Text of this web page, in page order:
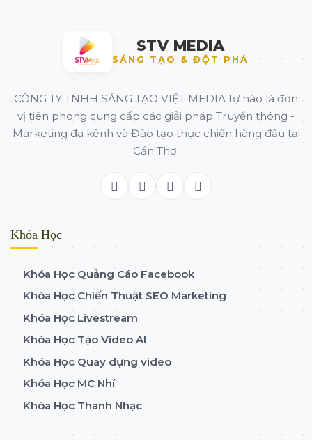
STV MEDIA
SÁNG TẠO & ĐỘT PHÁ
CÔNG TY TNHH SÁNG TẠO VIỆT MEDIA tự hào là đơn
vị tiên phong cung cấp các giải pháp Truyền thông -
Marketing đa kênh và Đào tạo thực chiến hàng đầu tại
Cần Thơ.
Khóa Học
Khóa Học Quảng Cáo Facebook
Khóa Học Chiến Thuật SEO Marketing
Khóa Học Livestream
Khóa Học Tạo Video AI
Khóa Học Quay dựng video
Khóa Học MC Nhí
Khóa Học Thanh Nhạc